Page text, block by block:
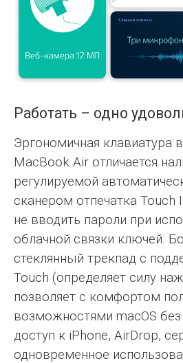
Работать – одно
Эргономичная клавиатура
MacBook Air отличается
регулируемой
сканером отпечатка Touch
не вводить пароли при
облачной связки ключей.
стеклянный трекпад с
Touch (определяет силу
позволяет с комфортом
возможностями macOS
доступ к iPhone, AirDrop,
одновременное